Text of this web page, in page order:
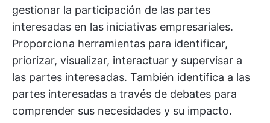
gestionar la participación de las partes
interesadas en las iniciativas empresariales.
Proporciona herramientas para identificar,
priorizar, visualizar, interactuar y supervisar a
las partes interesadas. También identifica a las
partes interesadas a través de debates para
comprender sus necesidades y su impacto.